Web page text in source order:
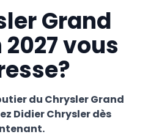
Grand
vous
du Chrysler Grand
Didier Chrysler dès